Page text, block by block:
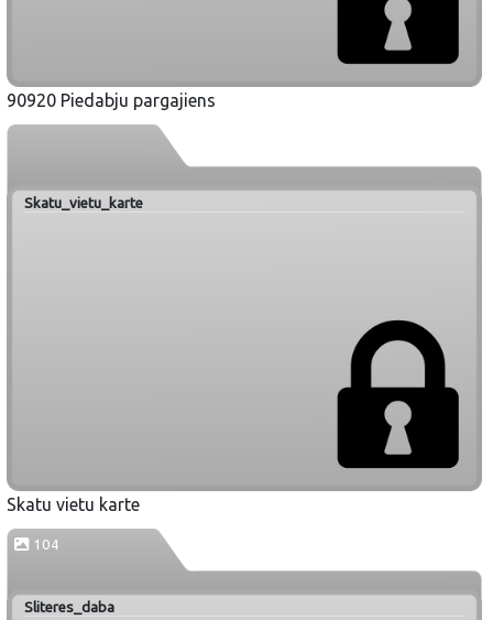
90920 Piedabju pargajiens
Skatu_vietu_karte
Skatu vietu karte
104
Sliteres_daba